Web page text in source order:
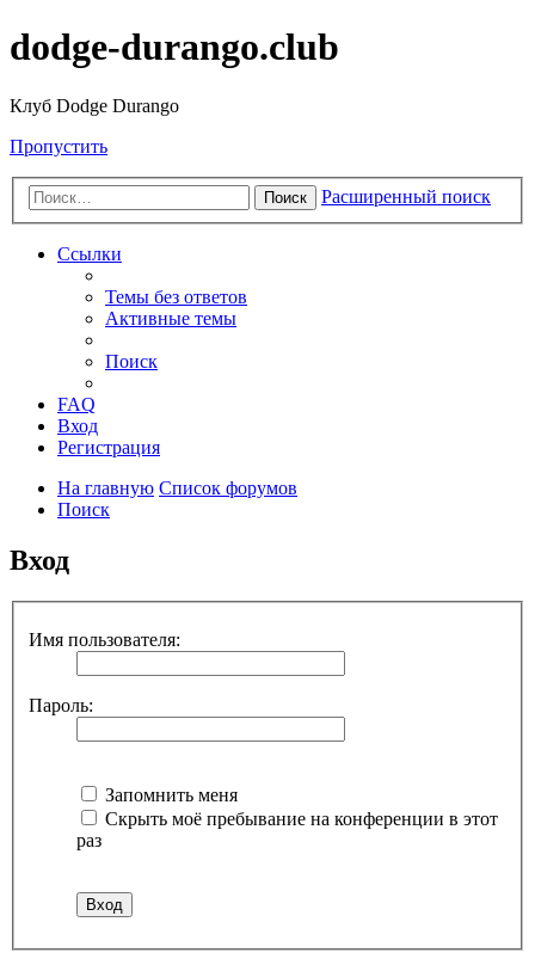
dodge-durango.club
Клуб Dodge Durango
Пропустить
Поиск Расширенный поиск
Ссылки
Темы без ответов
Активные темы
Поиск
FAQ
Вход
Регистрация
На главную Список форумов
Поиск
Вход
Имя пользователя:
Пароль:
Запомнить меня
Скрыть моё пребывание на конференции в этот
раз